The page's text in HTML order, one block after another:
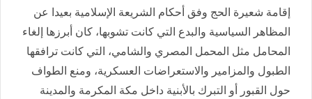
إقامة شعيرة الحج وفق أحكام الشريعة الإسلامية بعيدا عن
المظاهر السياسية والبدع التي كانت تشوبها، كان أبرزها إلغاء
المحامل مثل المحمل المصري والشامي، التي كانت ترافقها
الطبول والمزامير والاستعراضات العسكرية، ومنع الطواف
حول القبور أو التبرك بالأبنية داخل مكة المكرمة والمدينة